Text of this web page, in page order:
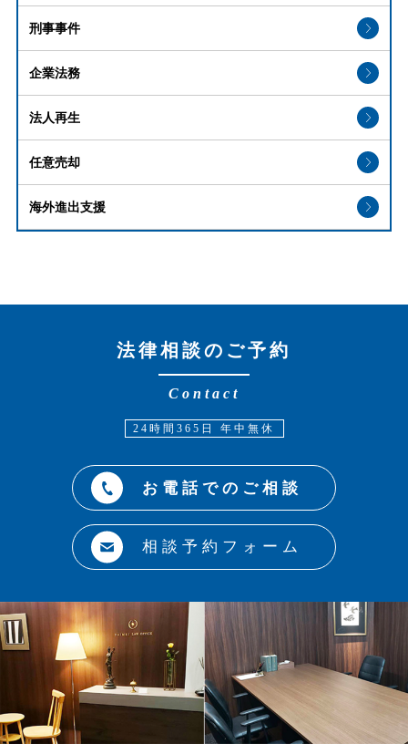
刑事事件
企業法務
法人再生
任意売却
海外進出支援
法律相談のご予約
Contact
24時間365日 年中無休
お電話でのご相談
相談予約フォーム